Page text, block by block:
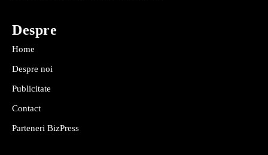
Despre
Home
Despre noi
Publicitate
Contact
Parteneri BizPress